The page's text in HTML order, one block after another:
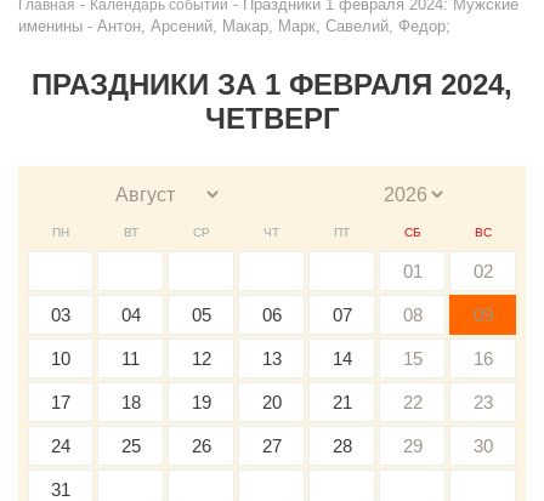
Главная - Календарь событий - Праздники 1 февраля 2024: Мужские
именины - Антон, Арсений, Макар, Марк, Савелий, Федор;
ПРАЗДНИКИ ЗА 1 ФЕВРАЛЯ 2024,
ЧЕТВЕРГ
ПН ВТ СР ЧТ ПТ СБ ВС
01 02
03 04 05 06 07 08 09
10 11 12 13 14 15 16
17 18 19 20 21 22 23
24 25 26 27 28 29 30
31